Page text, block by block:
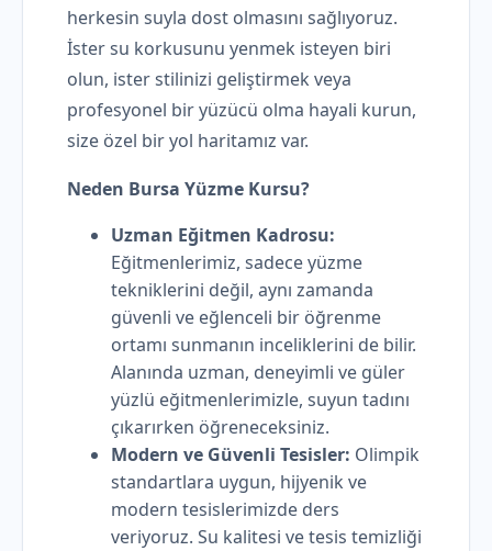
herkesin suyla dost olmasını sağlıyoruz.
İster su korkusunu yenmek isteyen biri
olun, ister stilinizi geliştirmek veya
profesyonel bir yüzücü olma hayali kurun,
size özel bir yol haritamız var.
Neden Bursa Yüzme Kursu?
Uzman Eğitmen Kadrosu:
Eğitmenlerimiz, sadece yüzme
tekniklerini değil, aynı zamanda
güvenli ve eğlenceli bir öğrenme
ortamı sunmanın inceliklerini de bilir.
Alanında uzman, deneyimli ve güler
yüzlü eğitmenlerimizle, suyun tadını
çıkarırken öğreneceksiniz.
Modern ve Güvenli Tesisler: Olimpik
standartlara uygun, hijyenik ve
modern tesislerimizde ders
veriyoruz. Su kalitesi ve tesis temizliği